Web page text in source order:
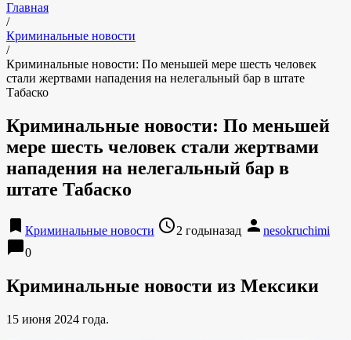
Главная
/
Криминальные новости
/
Криминальные новости: По меньшей мере шесть человек
стали жертвами нападения на нелегальный бар в штате
Табаско
Криминальные новости: По меньшей
мере шесть человек стали жертвами
нападения на нелегальный бар в
штате Табаско
bookmark Криминальные новости access_time2 годыназад person nesokruchimi
chat_bubble0
Криминальные новости из Мексики
15 июня 2024 года.